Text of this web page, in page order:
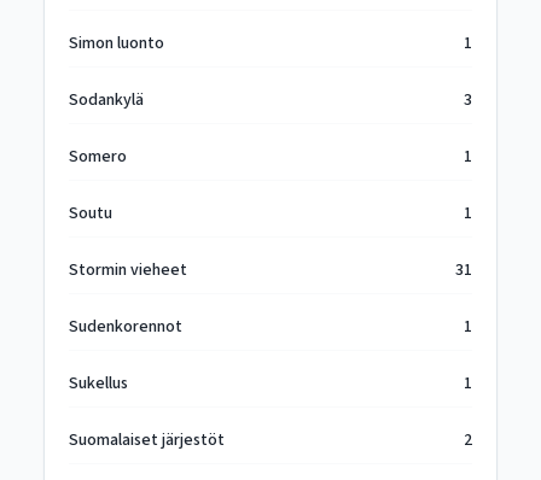
Simon luonto 1
Sodankylä 3
Somero 1
Soutu 1
Stormin vieheet 31
Sudenkorennot 1
Sukellus 1
Suomalaiset järjestöt 2